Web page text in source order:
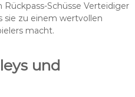
Schüsse Verteidiger
sie zu einem wertvollen
macht.
und